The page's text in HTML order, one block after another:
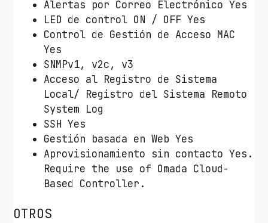
Alertas por Correo Electrónico Yes
LED de control ON / OFF Yes
Control de Gestión de Acceso MAC
Yes
SNMPv1, v2c, v3
Acceso al Registro de Sistema
Local/ Registro del Sistema Remoto
System Log
SSH Yes
Gestión basada en Web Yes
Aprovisionamiento sin contacto Yes.
Require the use of Omada Cloud-
Based Controller.
OTROS